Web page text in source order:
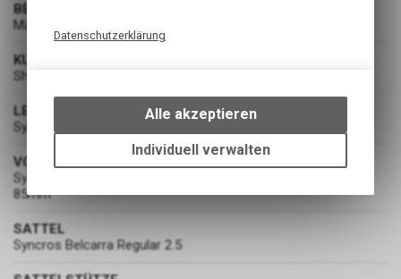
BEREIFUNG
Maxxis Rekon Race / 2.4" / 60TPI / 61-622
KURBELGARNITUR
Shimano FC-MT512-1, 55mm CL / 32T
LENKER
Syncros Alloy 6061, T shape Flat / 9° / 740mm
VORBAU
Syncros Alloy 6061, oversized 31.8mm / 1 1/8" / 6° angle /
85mm
SATTEL
Syncros Belcarra Regular 2.5
Datenschutzerklärung
bestimmte Interaktionen und
Einstellungen auf Ihrem Gerät,
um die grundlegenden
Funktionen unseres Online-
dass die gespeicherten Daten
Alle akzeptieren
Individuell verwalten